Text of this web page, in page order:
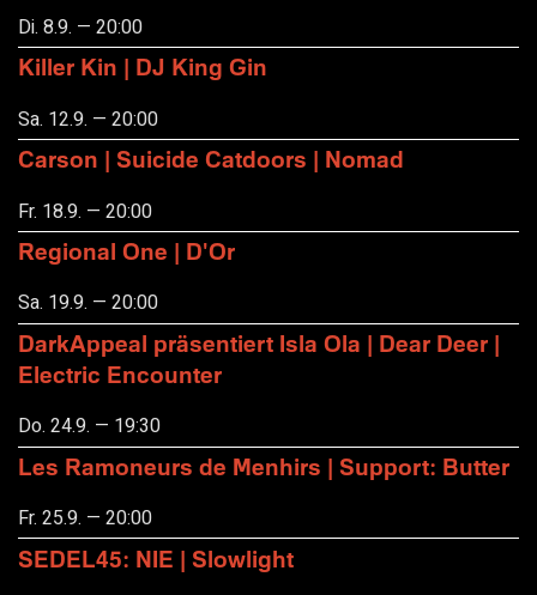
Di. 8.9. — 20:00
Killer Kin | DJ King Gin
Sa. 12.9. — 20:00
Carson | Suicide Catdoors | Nomad
Fr. 18.9. — 20:00
Regional One | D'Or
Sa. 19.9. — 20:00
DarkAppeal präsentiert Isla Ola | Dear Deer |
Electric Encounter
Do. 24.9. — 19:30
Les Ramoneurs de Menhirs | Support: Butter
Fr. 25.9. — 20:00
SEDEL45: NIE | Slowlight